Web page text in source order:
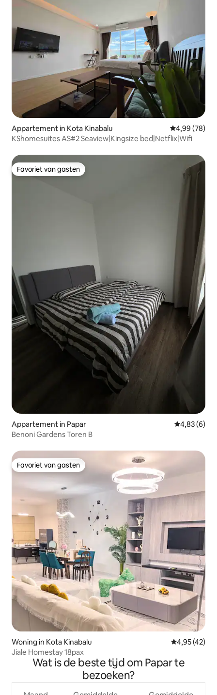
Appartement in Kota Kinabalu Gemiddelde
4,99 (78)
KShomesuites AS#2 Seaview|Kingsize bed|Netflix|Wifi
Favoriet van gasten
Favoriet van gasten
Appartement in Papar Gemiddelde
4,83 (6)
Benoni Gardens Toren B
Favoriet van gasten
Favoriet van gasten
Woning in Kota Kinabalu Gemiddelde
4,95 (42)
Jiale Homestay 18pax
Wat is de beste tijd om Papar te
bezoeken?